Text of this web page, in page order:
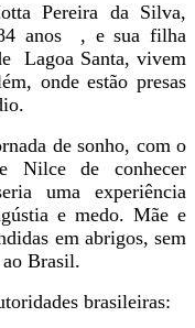
Pereira da Silva,
anos , e sua filha
Lagoa Santa, vivem
onde estão presas
de sonho, com o
Nilce de conhecer
uma experiência
e medo. Mãe e
em abrigos, sem
Brasil.
brasileiras: